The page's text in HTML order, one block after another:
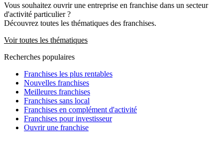
Vous souhaitez ouvrir une entreprise en franchise dans un secteur
d'activité particulier ?
Découvrez toutes les thématiques des franchises.
Voir toutes les thématiques
Recherches populaires
Franchises les plus rentables
Nouvelles franchises
Meilleures franchises
Franchises sans local
Franchises en complément d'activité
Franchises pour investisseur
Ouvrir une franchise